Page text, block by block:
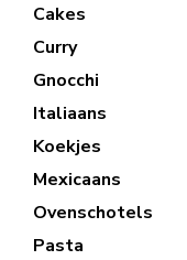
Cakes
Curry
Gnocchi
Italiaans
Koekjes
Mexicaans
Ovenschotels
Pasta